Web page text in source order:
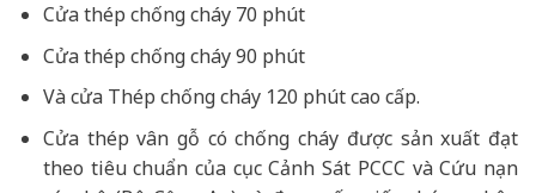
Cửa thép chống cháy 70 phút
Cửa thép chống cháy 90 phút
Và cửa Thép chống cháy 120 phút cao cấp.
Cửa thép vân gỗ có chống cháy được sản xuất đạt
theo tiêu chuẩn của cục Cảnh Sát PCCC và Cứu nạn